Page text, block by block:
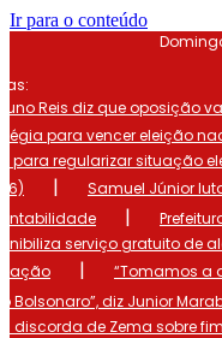
Ir para o conteúdo
Reis diz que oposição
para vencer eleição
para regularizar situação
|
Samuel Júnior
|
serviço gratuito de
|
“Tomamos a
Bolsonaro”, diz Junior
discorda de Zema sobre